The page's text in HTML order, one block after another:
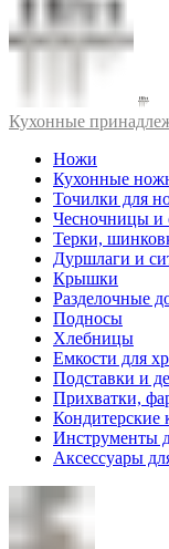
Кухонные
Ножи
Кухонные
Точилки для
Чесночницы и
Терки,
Дуршлаги и
Крышки
Разделочные
Подносы
Хлебницы
Емкости для
Подставки и
Прихватки,
Кондитерские
Инструменты
Аксессуары